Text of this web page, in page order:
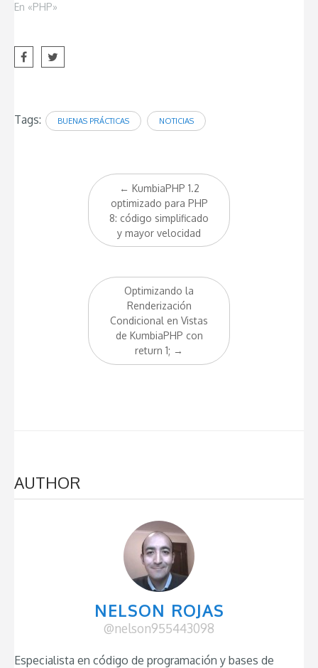
En «PHP»
Tags: BUENAS PRÁCTICAS NOTICIAS
navigation
← KumbiaPHP 1.2
optimizado para PHP
8: código simplificado
y mayor velocidad
Optimizando la
Renderización
Condicional en Vistas
de KumbiaPHP con
return 1; →
AUTHOR
NELSON ROJAS
@nelson955443098
Especialista en código de programación y bases de